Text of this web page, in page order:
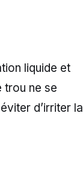
liquide et
trou ne se
d’irriter la